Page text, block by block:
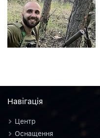
Навiгацiя
Центр
Оснащення